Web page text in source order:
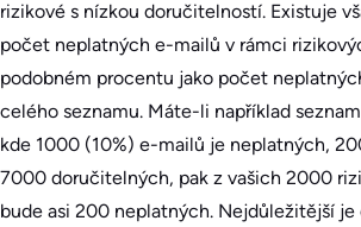
rizikové s nízkou doručitelností. Existuje
počet neplatných e-mailů v rámci
podobném procentu jako počet
celého seznamu. Máte-li například
kde 1000 (10%) e-mailů je neplatných,
7000 doručitelných, pak z vašich 2000
bude asi 200 neplatných. Nejdůležitější